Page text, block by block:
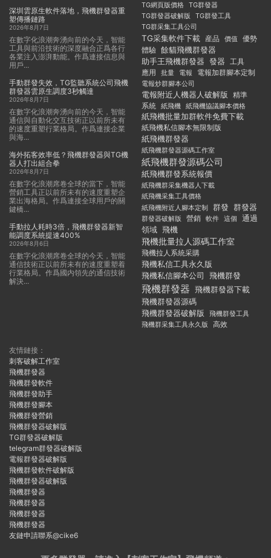
深圳雲原生軟件落地，飛機群發器重
塑傳播鏈路
2026年8月7日
在數字化浪潮奔湧向前的今天，智能
工具與前沿技術的深度融合正爲各行
各業注入澎湃動能。作爲連接信息與
用戶...
手動群發失效，TG監聽系統公司飛機
群發器雲原生調度3秒觸達
2026年8月7日
在數字化浪潮奔湧向前的今天，智能
通信與自動化交互技術正以前所未有
的速度重塑行業格局。作爲連接企業
與海...
海外拓客效率低？飛機群發器與TG機
器人打出組合拳
2026年8月7日
在數字化浪潮席卷全球的當下，智能
營銷工具正以前所未有的速度重塑企
業出海格局。作爲連接全球用戶的關
鍵橋...
手動拉人耗時3倍，飛機群發器新智
能調度系統提速400%
2026年8月6日
在數字化浪潮席卷全球的今天，智能
通信技術正以前所未有的速度重塑着
行業格局。作爲國内領先的通信技術
解決...
TG網頁版價格
TG群發器
TG群發器破解版
TG群發工具
TG群采集工具公司
TG采集軟件下載 産品 價值 優勢
體驗 餘貓飛機群發器
助手王飛機群發器 發器 工具
應用
批量 電報 電報加群腳本定制
電報炒群腳本公司
電報附近人機器人破解版 精準
系統 紙飛機 紙飛機協議腳本價格
紙飛機批量加群軟件免費下載
紙飛機私信腳本無限制版
紙飛機群發器
紙飛機群發器源碼工作室
紙飛機群發源碼公司
紙飛機群發系統報價
紙飛機群采集機器人下載
紙飛機采集工具價格
紙飛機附近人腳本定制
群發 群發器
群發器破解版 營銷 軟件 這個
通過
領域 飛機
飛機批量拉人源碼工作室
飛機拉人系統采購
飛機私信工具永久版
飛機私信腳本公司
飛機群發
飛機群發器 飛機群發器下載
飛機群發器源碼
飛機群發器破解版
飛機群發工具
飛機群采集工具永久版
高效
友情鏈接：
刺客破解工作室
飛機群發器
飛機群發軟件
飛機群發助手
飛機群發腳本
飛機群發營銷
飛機群發器破解版
TG群發器破解版
telegram群發器破解版
電報群發器破解版
飛機群發軟件破解版
飛機群發器破解版
飛機群發器
飛機群發器
飛機群發器
飛機群發器
友鏈申請聯系@cike6